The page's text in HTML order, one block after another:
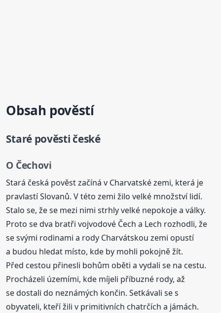
Obsah pověstí
Staré pověsti české
O Čechovi
Stará česká pověst začíná v Charvatské zemi, která je
pravlastí Slovanů. V této zemi žilo velké množství lidí.
Stalo se, že se mezi nimi strhly velké nepokoje a války.
Proto se dva bratři vojvodové Čech a Lech rozhodli, že
se svými rodinami a rody Charvátskou zemi opustí
a budou hledat místo, kde by mohli pokojně žít.
Před cestou přinesli bohům oběti a vydali se na cestu.
Procházeli územími, kde míjeli příbuzné rody, až
se dostali do neznámých končin. Setkávali se s
obyvateli, kteří žili v primitivních chatrčích a jámách.